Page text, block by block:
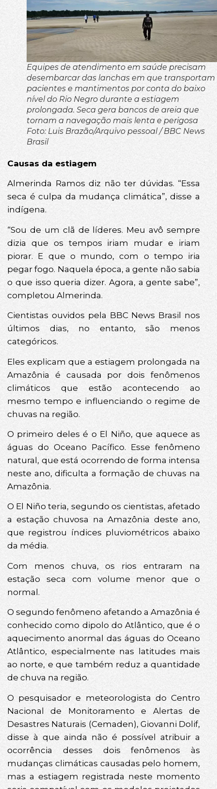
Equipes de atendimento em saúde precisam
desembarcar das lanchas em que transportam
pacientes e mantimentos por conta do baixo
nível do Rio Negro durante a estiagem
prolongada. Seca gera bancos de areia que
tornam a navegação mais lenta e perigosa
Foto: Luis Brazão/Arquivo pessoal / BBC News
Brasil
Causas da estiagem
Almerinda Ramos diz não ter dúvidas. “Essa
seca é culpa da mudança climática”, disse a
indígena.
“Sou de um clã de líderes. Meu avô sempre
dizia que os tempos iriam mudar e iriam
piorar. E que o mundo, com o tempo iria
pegar fogo. Naquela época, a gente não sabia
o que isso queria dizer. Agora, a gente sabe”,
completou Almerinda.
Cientistas ouvidos pela BBC News Brasil nos
últimos dias, no entanto, são menos
categóricos.
Eles explicam que a estiagem prolongada na
Amazônia é causada por dois fenômenos
climáticos que estão acontecendo ao
mesmo tempo e influenciando o regime de
chuvas na região.
O primeiro deles é o El Niño, que aquece as
águas do Oceano Pacífico. Esse fenômeno
natural, que está ocorrendo de forma intensa
neste ano, dificulta a formação de chuvas na
Amazônia.
O El Niño teria, segundo os cientistas, afetado
a estação chuvosa na Amazônia deste ano,
que registrou índices pluviométricos abaixo
da média.
Com menos chuva, os rios entraram na
estação seca com volume menor que o
normal.
O segundo fenômeno afetando a Amazônia é
conhecido como dipolo do Atlântico, que é o
aquecimento anormal das águas do Oceano
Atlântico, especialmente nas latitudes mais
ao norte, e que também reduz a quantidade
de chuva na região.
O pesquisador e meteorologista do Centro
Nacional de Monitoramento e Alertas de
Desastres Naturais (Cemaden), Giovanni Dolif,
disse à que ainda não é possível atribuir a
ocorrência desses dois fenômenos às
mudanças climáticas causadas pelo homem,
mas a estiagem registrada neste momento